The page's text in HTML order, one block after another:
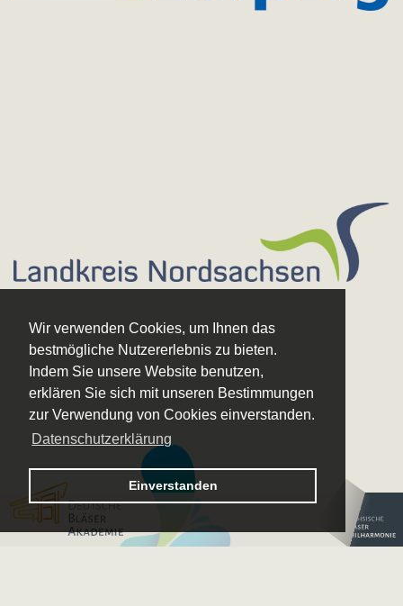
Wir verwenden Cookies, um Ihnen das
bestmögliche Nutzererlebnis zu bieten.
Indem Sie unsere Website benutzen,
erklären Sie sich mit unseren Bestimmungen
zur Verwendung von Cookies einverstanden.
Datenschutzerklärung
Einverstanden
Logo – Deutsche Bläserakademie
Logo –